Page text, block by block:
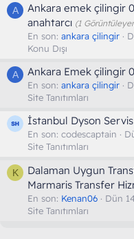
A
Ankara emek çilingir
anahtarcı (1
En son: ankara çilingir
Konu Dışı
A Ankara Emek çilingir
En son: ankara çilingir
Site Tanıtımları
İstanbul Dyson
En son: codescaptain
Site Tanıtımları
K
Dalaman Uygun
Marmaris Transfer
En son: Kenan06
Dün
Site Tanıtımları